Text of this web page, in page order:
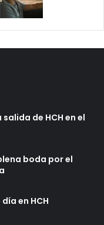
de HCH en el
boda por el
en HCH